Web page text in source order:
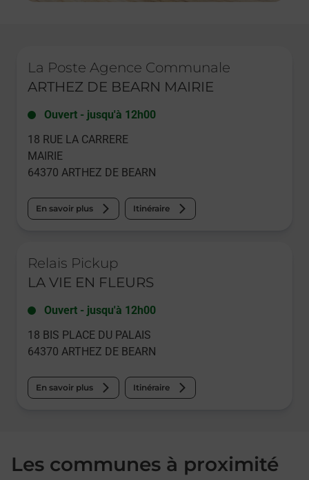
La Poste Agence Communale
ARTHEZ DE BEARN MAIRIE
Ouvert - jusqu'à 12h00
18 RUE LA CARRERE
MAIRIE
64370 ARTHEZ DE BEARN
En savoir plus Itinéraire
Relais Pickup
LA VIE EN FLEURS
Ouvert - jusqu'à 12h00
18 BIS PLACE DU PALAIS
64370 ARTHEZ DE BEARN
En savoir plus Itinéraire
Les communes à proximité